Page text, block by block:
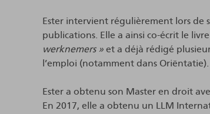
Ester intervient régulièrement lors de
publications. Elle a ainsi co-écrit le
werknemers » et a déjà rédigé
l’emploi (notamment dans Oriëntatie).
Ester a obtenu son Master en droit
En 2017, elle a obtenu un LLM